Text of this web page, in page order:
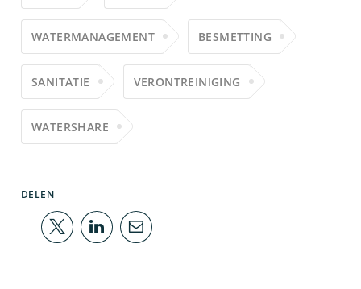
WATERMANAGEMENT BESMETTING
SANITATIE VERONTREINIGING
WATERSHARE
DELEN